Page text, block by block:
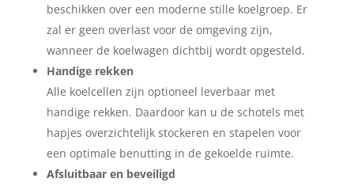
beschikken over een moderne stille koelgroep. Er
zal er geen overlast voor de omgeving zijn,
wanneer de koelwagen dichtbij wordt opgesteld.
Handige rekken
Alle koelcellen zijn optioneel leverbaar met
handige rekken. Daardoor kan u de schotels met
hapjes overzichtelijk stockeren en stapelen voor
een optimale benutting in de gekoelde ruimte.
Afsluitbaar en beveiligd